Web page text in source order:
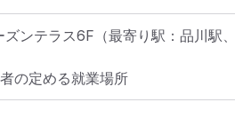
ンテラス6F （最寄り駅：品川駅
の定める就業場所